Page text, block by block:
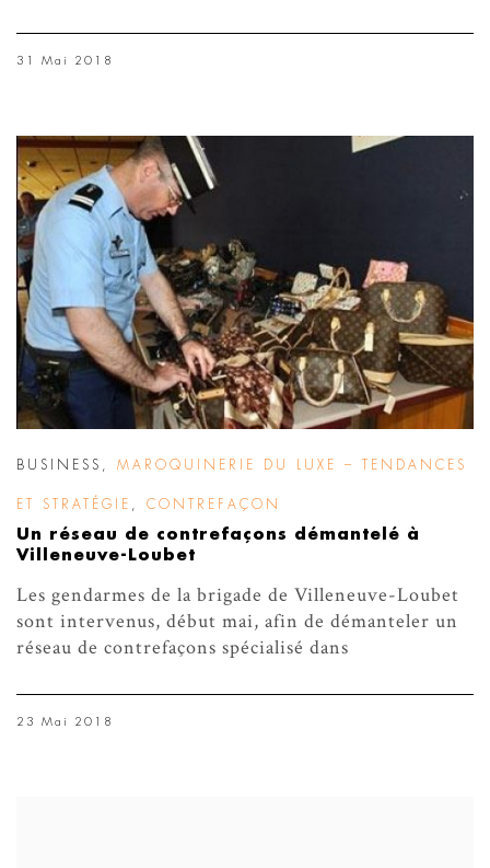
31 Mai 2018
BUSINESS MAROQUINERIE DU LUXE – TENDANCES
ET STRATÉGIE CONTREFAÇON
Un réseau de contrefaçons démantelé à
Villeneuve-Loubet
Les gendarmes de la brigade de Villeneuve-Loubet
sont intervenus, début mai, afin de démanteler un
réseau de contrefaçons spécialisé dans
23 Mai 2018